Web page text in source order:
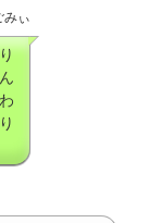
みぃ